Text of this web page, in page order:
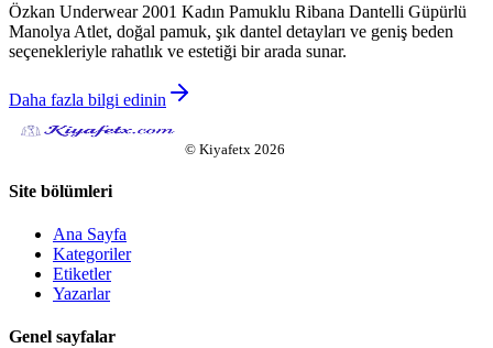
Özkan Underwear 2001 Kadın Pamuklu Ribana Dantelli Güpürlü
Manolya Atlet, doğal pamuk, şık dantel detayları ve geniş beden
seçenekleriyle rahatlık ve estetiği bir arada sunar.
Daha fazla bilgi edinin
© Kiyafetx 2026
Site bölümleri
Ana Sayfa
Kategoriler
Etiketler
Yazarlar
Genel sayfalar